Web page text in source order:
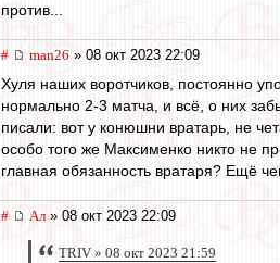
против...
# man26 » 08 окт 2023 22:09
Хуля наших воротчиков, постоянно
нормально 2-3 матча, и всё, о них
писали: вот у конюшни вратарь, не
особо того же Максименко никто не
главная обязанность вратаря? Ещё
# Ал » 08 окт 2023 22:09
TRIV » 08 окт 2023 21:59